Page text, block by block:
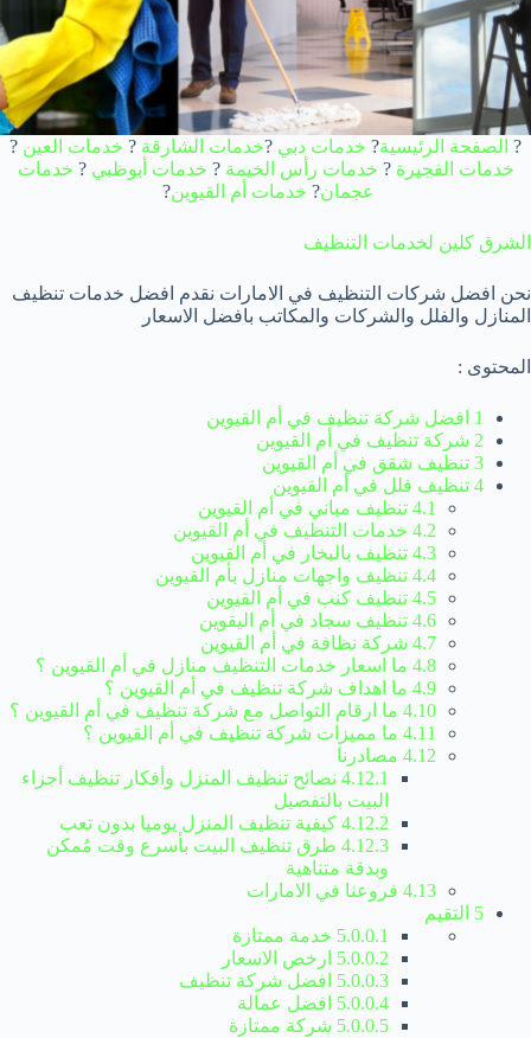
? الصفحة الرئيسية? خدمات دبي ?خدمات الشارقة ? خدمات العين ?
خدمات الفجيرة ? خدمات رأس الخيمة ? خدمات أبوظبي ? خدمات
عجمان? خدمات أم القيوين?
الشرق كلين لخدمات التنظيف
نحن افضل شركات التنظيف في الامارات نقدم افضل خدمات تنظيف
المنازل والفلل والشركات والمكاتب بافضل الاسعار
المحتوى :
1 افضل شركة تنظيف في أم القيوين
2 شركة تنظيف في أم القيوين
3 تنظيف شقق في أم القيوين
4 تنظيف فلل في أم القيوين
4.1 تنظيف مباني في أم القيوين
4.2 خدمات التنظيف في أم القيوين
4.3 تنظيف بالبخار في أم القيوين
4.4 تنظيف واجهات منازل بأم القيوين
4.5 تنظيف كنب في أم القيوين
4.6 تنظيف سجاد في أم اليقوين
4.7 شركة نظافة في أم القيوين
4.8 ما اسعار خدمات التنظيف منازل في أم القيوين ؟
4.9 ما اهداف شركة تنظيف في أم القيوين ؟
4.10 ما ارقام التواصل مع شركة تنظيف في أم القيوين ؟
4.11 ما مميزات شركة تنظيف في أم القيوين ؟
4.12 مصادرنا
4.12.1 نصائح تنظيف المنزل وأفكار تنظيف أجزاء
البيت بالتفصيل
4.12.2 كيفية تنظيف المنزل يوميا بدون تعب
4.12.3 طرق تنظيف البيت بأسرع وقت مُمكن
وبدقة متناهية
4.13 فروعنا في الامارات
5 التقيم
5.0.0.1 خدمة ممتازة
5.0.0.2 ارخص الاسعار
5.0.0.3 افضل شركة تنظيف
5.0.0.4 افضل عمالة
5.0.0.5 شركة ممتازة